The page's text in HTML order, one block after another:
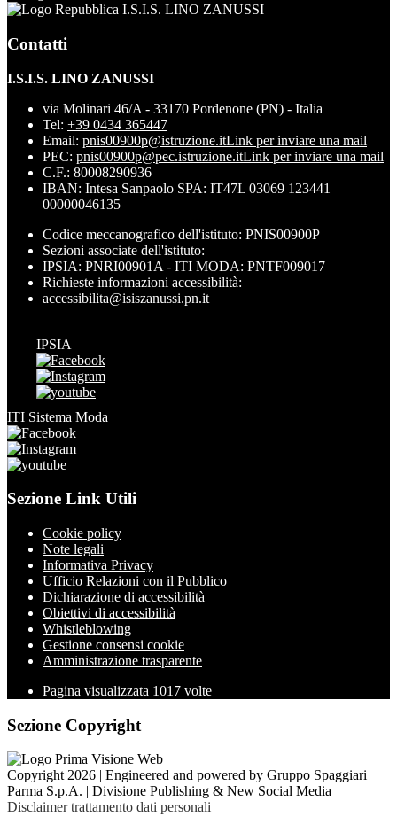
I.S.I.S. LINO ZANUSSI
Contatti
I.S.I.S. LINO ZANUSSI
via Molinari 46/A - 33170 Pordenone (PN) - Italia
Tel: +39 0434 365447
Email: pnis00900p@istruzione.itLink per inviare una mail
PEC: pnis00900p@pec.istruzione.itLink per inviare una mail
C.F.: 80008290936
IBAN: Intesa Sanpaolo SPA: IT47L 03069 123441
00000046135
Codice meccanografico dell'istituto: PNIS00900P
Sezioni associate dell'istituto:
IPSIA: PNRI00901A - ITI MODA: PNTF009017
Richieste informazioni accessibilità:
accessibilita@isiszanussi.pn.it
IPSIA
ITI Sistema Moda
Sezione Link Utili
Cookie policy
Note legali
Informativa Privacy
Ufficio Relazioni con il Pubblico
Dichiarazione di accessibilità
Obiettivi di accessibilità
Whistleblowing
Gestione consensi cookie
Amministrazione trasparente
Pagina visualizzata 1017 volte
Sezione Copyright
Copyright 2026 | Engineered and powered by Gruppo Spaggiari
Parma S.p.A. | Divisione Publishing & New Social Media
Disclaimer trattamento dati personali